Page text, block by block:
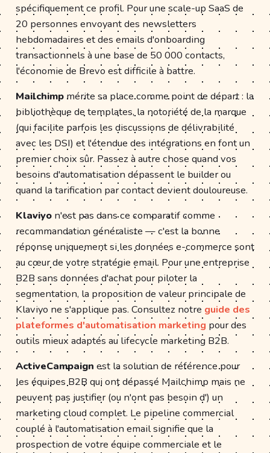
spécifiquement ce profil. Pour une scale-up SaaS de
20 personnes envoyant des newsletters
hebdomadaires et des emails d'onboarding
transactionnels à une base de 50 000 contacts,
l'économie de Brevo est difficile à battre.
Mailchimp mérite sa place comme point de départ : la
bibliothèque de templates, la notoriété de la marque
(qui facilite parfois les discussions de délivrabilité
avec les DSI) et l'étendue des intégrations en font un
premier choix sûr. Passez à autre chose quand vos
besoins d'automatisation dépassent le builder ou
quand la tarification par contact devient douloureuse.
Klaviyo n'est pas dans ce comparatif comme
recommandation généraliste — c'est la bonne
réponse uniquement si les données e-commerce sont
au cœur de votre stratégie email. Pour une entreprise
B2B sans données d'achat pour piloter la
segmentation, la proposition de valeur principale de
Klaviyo ne s'applique pas. Consultez notre guide des
plateformes d'automatisation marketing pour des
outils mieux adaptés au lifecycle marketing B2B.
ActiveCampaign est la solution de référence pour
les équipes B2B qui ont dépassé Mailchimp mais ne
peuvent pas justifier (ou n'ont pas besoin d') un
marketing cloud complet. Le pipeline commercial
couplé à l'automatisation email signifie que la
prospection de votre équipe commerciale et le